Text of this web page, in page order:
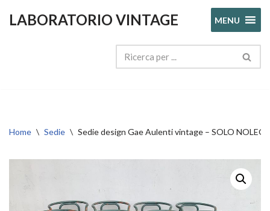
LABORATORIO VINTAGE MENU
Home \ Sedie \ Sedie design Gae Aulenti vintage – SOLO